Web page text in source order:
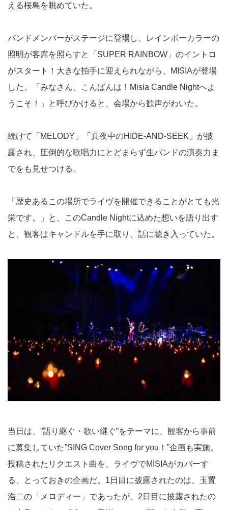
える桜島を眺めていた。
バンドメンバーがステージに登場し、レインボーカラーの
照明が客席を照らすと「SUPER RAINBOW」のイントロ
がスタート！大きな拍手に迎えられながら、MISIAが登場
した。「みなさん、こんばんは！Misia Candle Nightへよ
うこそ！」と呼びかけると、会場から歓声がわいた。
続けて「MELODY」「真夜中のHIDE-AND-SEEK」が披
露され、圧倒的な歌唱力にとどまらず生バンドの演奏力ま
でをも見せつける。
「歴史あるこの場所でライヴを開催できることがとても光
栄です。」と、このCandle Nightに込めた想いを語り出す
と、観客はキャンドルを手に取り、話に聴き入っていた。
当日は、”語り継ぐ・歌い継ぐ”をテーマに、観客から事前
に募集していた”SING Cover Song for you！”企画も実施。
投稿されたリクエスト曲を、ライヴでMISIAがカバーす
る、とっておきの企画だ。1日目に披露されたのは、玉置
浩二の「メロディー」であったが、2日目に披露されたの